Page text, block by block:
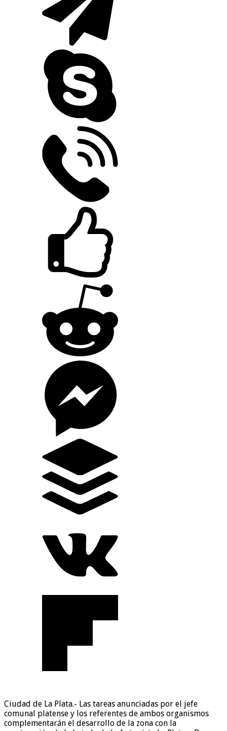
Ciudad de La Plata.- Las tareas anunciadas por el jefe
comunal platense y los referentes de ambos organismos
complementarán el desarrollo de la zona con la